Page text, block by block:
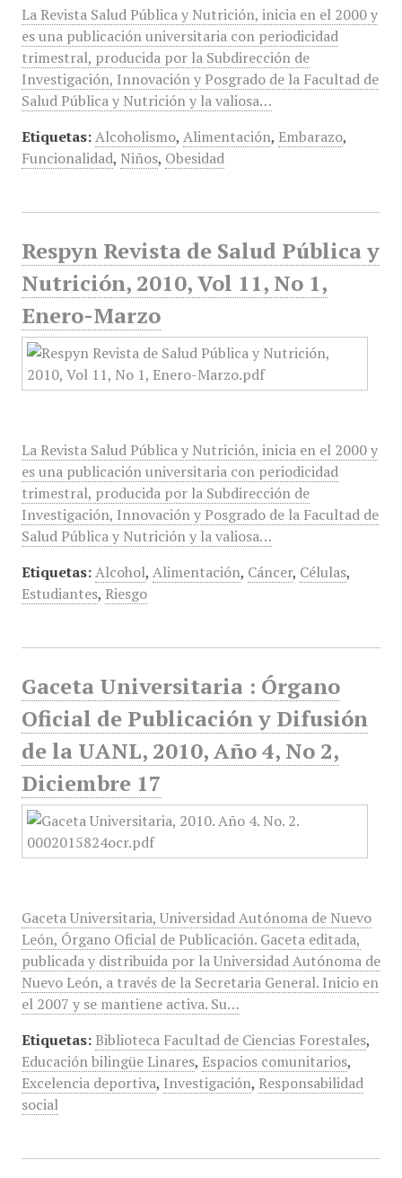
La Revista Salud Pública y Nutrición, inicia en el 2000 y
es una publicación universitaria con periodicidad
trimestral, producida por la Subdirección de
Investigación, Innovación y Posgrado de la Facultad de
Salud Pública y Nutrición y la valiosa…
Etiquetas: Alcoholismo, Alimentación, Embarazo,
Funcionalidad, Niños, Obesidad
Respyn Revista de Salud Pública y
Nutrición, 2010, Vol 11, No 1,
Enero-Marzo
La Revista Salud Pública y Nutrición, inicia en el 2000 y
es una publicación universitaria con periodicidad
trimestral, producida por la Subdirección de
Investigación, Innovación y Posgrado de la Facultad de
Salud Pública y Nutrición y la valiosa…
Etiquetas: Alcohol, Alimentación, Cáncer, Células,
Estudiantes, Riesgo
Gaceta Universitaria : Órgano
Oficial de Publicación y Difusión
de la UANL, 2010, Año 4, No 2,
Diciembre 17
Gaceta Universitaria, Universidad Autónoma de Nuevo
León, Órgano Oficial de Publicación. Gaceta editada,
publicada y distribuida por la Universidad Autónoma de
Nuevo León, a través de la Secretaria General. Inicio en
el 2007 y se mantiene activa. Su…
Etiquetas: Biblioteca Facultad de Ciencias Forestales,
Educación bilingüe Linares, Espacios comunitarios,
Excelencia deportiva, Investigación, Responsabilidad
social